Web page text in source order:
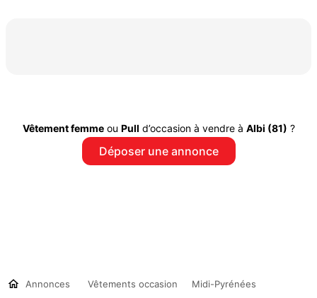
Vêtement femmeou Pull d’occasion à vendre à Albi (81) ?
Déposer une annonce
Annonces Vêtements occasion
Midi-Pyrénées